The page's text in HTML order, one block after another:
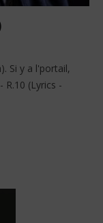
Si y a l'portail,
R.10 (Lyrics -